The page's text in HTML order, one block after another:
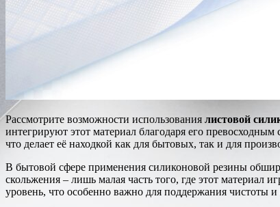
Рассмотрите возможности использования листовой
интегрируют этот материал благодаря его
что делает её находкой как для бытовых, так и для
В бытовой сфере применения силиконовой резины
скольжения – лишь малая часть того, где этот
уровень, что особенно важно для поддержания чистоты